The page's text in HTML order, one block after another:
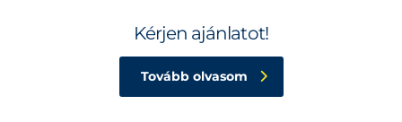
Kérjen ajánlatot!
Tovább olvasom